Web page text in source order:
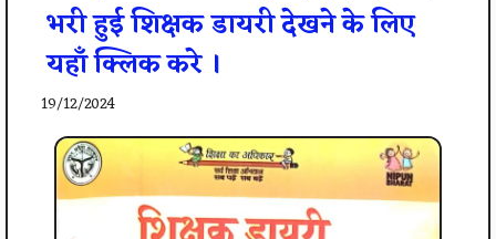
भरी हुई शिक्षक डायरी देखने के लिए
यहाँ क्लिक करे ।
19/12/2024